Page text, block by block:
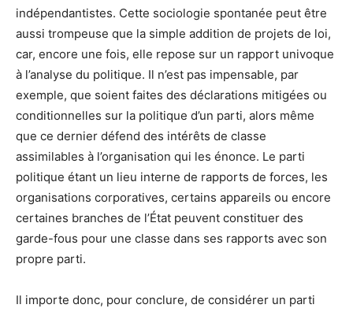
indépendantistes. Cette sociologie spontanée peut être
aussi trompeuse que la simple addition de projets de loi,
car, encore une fois, elle repose sur un rapport univoque
à l’analyse du politique. Il n’est pas impensable, par
exemple, que soient faites des déclarations mitigées ou
conditionnelles sur la politique d’un parti, alors même
que ce dernier défend des intérêts de classe
assimilables à l’organisation qui les énonce. Le parti
politique étant un lieu interne de rapports de forces, les
organisations corporatives, certains appareils ou encore
certaines branches de l’État peuvent constituer des
garde-fous pour une classe dans ses rapports avec son
propre parti.
Il importe donc, pour conclure, de considérer un parti